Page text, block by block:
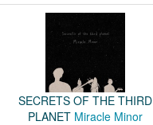
SECRETS OF THE THIRD
PLANET Miracle Minor